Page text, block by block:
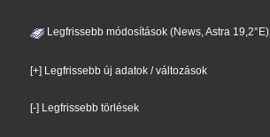
Legfrissebb módosítások (News, Astra 19,2°E)
[+] Legfrissebb új adatok / változások
[-] Legfrissebb törlések